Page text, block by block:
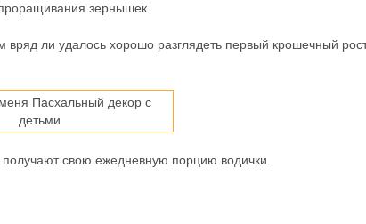
зернышек.
вряд ли удалось хорошо разглядеть первый крошечный
свою ежедневную порцию водички.